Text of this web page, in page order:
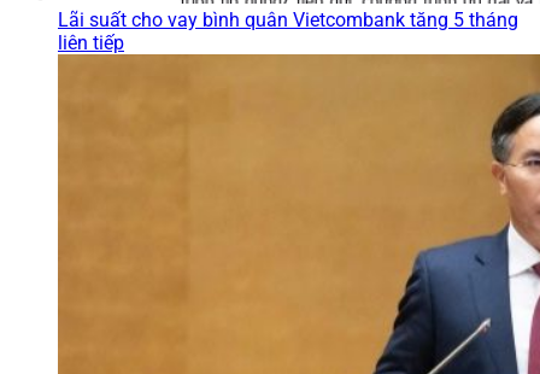
Lãi suất cho vay bình quân Vietcombank tăng 5 tháng
liên tiếp